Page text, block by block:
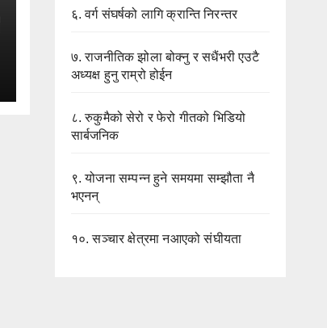
६.वर्ग संघर्षको लागि क्रान्ति निरन्तर
७.राजनीतिक झोला बोक्नु र सधैंभरी एउटै
अध्यक्ष हुनु राम्रो होईन
८.रुकुमैको सेरो र फेरो गीतको भिडियो
सार्बजनिक
९.योजना सम्पन्न हुने समयमा सम्झौता नै
भएनन्
१०.सञ्चार क्षेत्रमा नआएको संघीयता